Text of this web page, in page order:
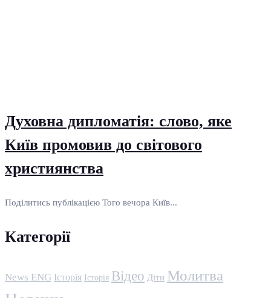
Духовна дипломатія: слово, яке
Київ промовив до світового
християнства
Поділитись публікацією Того вечора Київ...
Категорії
News ENG Історія Історія Відео Діти Молитва